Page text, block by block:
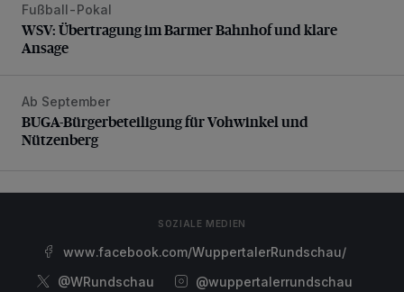
WSV: Übertragung im Barmer Bahnhof und klare Ansage
Fußball-Pokal
WSV: Übertragung im Barmer Bahnhof und klare
Ansage
BUGA-Bürgerbeteiligung für Vohwinkel und Nützenberg
Ab September
BUGA-Bürgerbeteiligung für Vohwinkel und
Nützenberg
SOZIALE MEDIEN
www.facebook.com/WuppertalerRundschau/
@WRundschau
@wuppertalerrundschau